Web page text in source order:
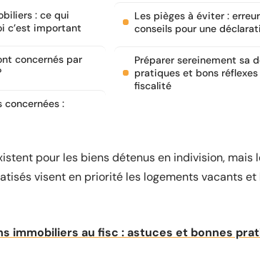
: ce qui
c’est important
concernés par
concernées :
Les pièges à éviter :
conseils pour une
Préparer sereinement sa
pratiques et bons
fiscalité
pour les biens détenus en indivision, mais
visent en priorité les logements vacants
immobiliers au fisc : astuces et bonnes